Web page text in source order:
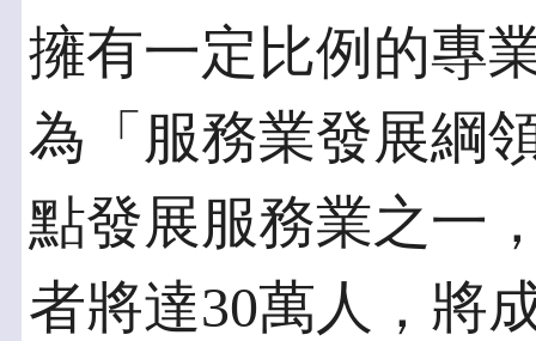
擁有一定比例的專
為「服務業發展綱
點發展服務業之一
者將達30萬人，將